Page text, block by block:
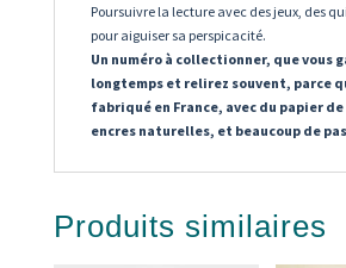
Poursuivre la lecture avec des jeux, des
pour aiguiser sa perspicacité.
Un numéro à collectionner, que vous
longtemps et relirez souvent, parce
fabriqué en France, avec du papier
encres naturelles, et beaucoup de
Produits similaires